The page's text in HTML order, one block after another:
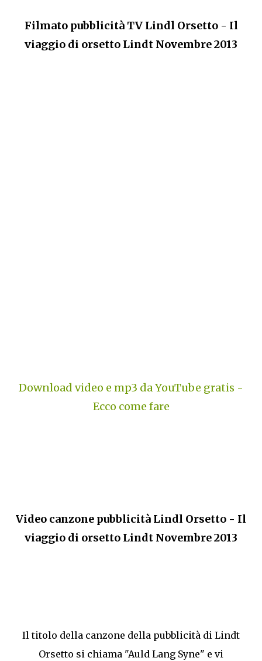
Filmato pubblicità TV Lindl Orsetto - Il
viaggio di orsetto Lindt Novembre 2013
Download video e mp3 da YouTube gratis -
Ecco come fare
Video canzone pubblicità Lindl Orsetto - Il
viaggio di orsetto Lindt Novembre 2013
Il titolo della canzone della pubblicità di Lindt
Orsetto si chiama "Auld Lang Syne" e vi